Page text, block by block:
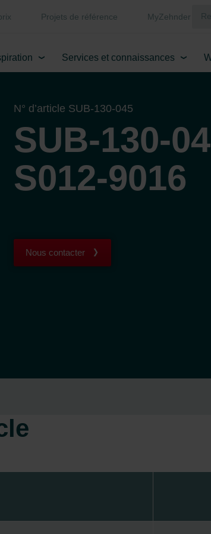
Projets de référence MyZehnder
Services et connaissances
N° d’article SUB-130-045
SUB-130-
S012-9016
Nous contacter